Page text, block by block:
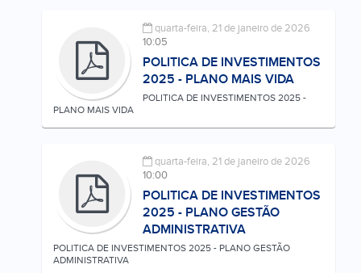
quarta-feira, 21 de janeiro de 2026
10:05
POLITICA DE INVESTIMENTOS
2025 - PLANO MAIS VIDA
POLITICA DE INVESTIMENTOS 2025 -
PLANO MAIS VIDA
quarta-feira, 21 de janeiro de 2026
10:00
POLITICA DE INVESTIMENTOS
2025 - PLANO GESTÃO
ADMINISTRATIVA
POLITICA DE INVESTIMENTOS 2025 - PLANO GESTÃO
ADMINISTRATIVA